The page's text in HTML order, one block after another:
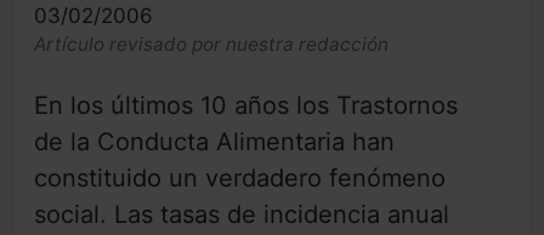
03/02/2006
Artículo revisado por nuestra redacción
En los últimos 10 años los Trastornos
de la Conducta Alimentaria han
constituido un verdadero fenómeno
social. Las tasas de incidencia anual